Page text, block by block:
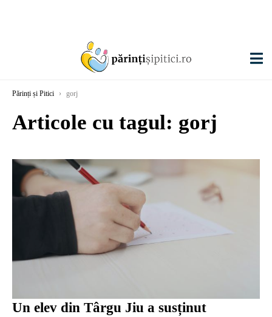
Părinți și Pitici › gorj
Articole cu tagul: gorj
Un elev din Târgu Jiu a susținut